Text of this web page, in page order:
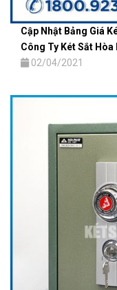
Cập Nhật Bảng Giá
Công Ty Két Sắt Hòa
02/04/2021